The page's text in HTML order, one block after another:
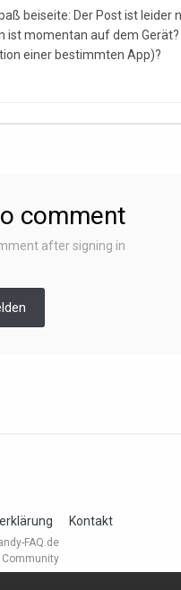
beiseite: Der Post ist leider
momentan auf dem
einer bestimmten App)?
comment
after signing in
Kontakt
FAQ.de
Community